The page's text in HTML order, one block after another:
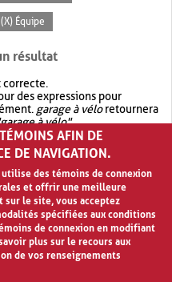
(X) Équipe
résultat
correcte.
des expressions pour
garage à véloretournera
à vélo".
avec OR.garage OR vélo
quegarage à vélo
AFIN DE
DE NAVIGATION.
des témoins de connexion
et offrir une meilleure
sur le site, vous acceptez
spécifiées aux conditions
de connexion en modifiant
plus sur le recours aux
de vos renseignements